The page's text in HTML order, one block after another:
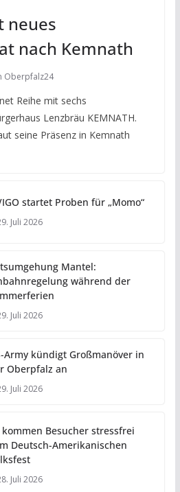
neues
nach Kemnath
Oberpfalz24
Reihe mit sechs
Lenzbräu KEMNATH.
seine Präsenz in Kemnath
startet Proben für „Momo“
Juli 2026
Mantel:
während der
Juli 2026
Army kündigt Großmanöver in
Oberpfalz an
Juli 2026
kommen Besucher stressfrei
Deutsch-Amerikanischen
Juli 2026